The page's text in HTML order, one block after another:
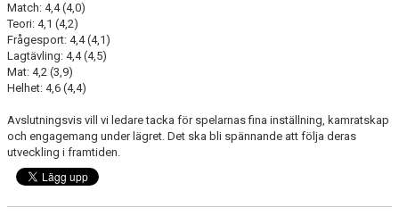
Match: 4,4 (4,0)
Teori: 4,1 (4,2)
Frågesport: 4,4 (4,1)
Lagtävling: 4,4 (4,5)
Mat: 4,2 (3,9)
Helhet: 4,6 (4,4)
Avslutningsvis vill vi ledare tacka för spelarnas fina inställning, kamratskap
och engagemang under lägret. Det ska bli spännande att följa deras
utveckling i framtiden.